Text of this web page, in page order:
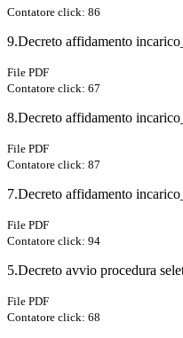
Contatore click: 86
9.Decreto affidamento
File PDF
Contatore click: 67
8.Decreto affidamento
File PDF
Contatore click: 87
7.Decreto affidamento
File PDF
Contatore click: 94
5.Decreto avvio procedura
File PDF
Contatore click: 68